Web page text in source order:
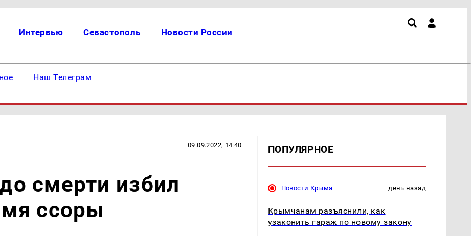
Интервью Севастополь Новости России
Наш Телеграм
09.09.2022, 14:40
смерти избил
ссоры
ПОПУЛЯРНОЕ
Новости Крыма день назад
Крымчанам разъяснили, как
узаконить гараж по новому закону